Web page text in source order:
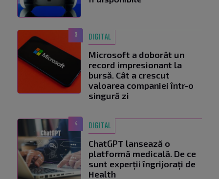
3 DIGITAL
Microsoft a doborât un
record impresionant la
bursă. Cât a crescut
valoarea companiei într-o
singură zi
4 DIGITAL
ChatGPT lansează o
platformă medicală. De ce
sunt experții îngrijorați de
Health